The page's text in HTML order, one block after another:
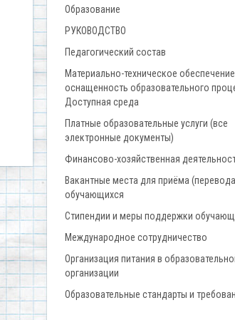
Образование
РУКОВОДСТВО
Педагогический состав
Материально-техническое
оснащенность образовательного
Доступная среда
Платные образовательные услуги (все
электронные документы)
Финансово-хозяйственная
Вакантные места для приёма
обучающихся
Стипендии и меры поддержки
Международное сотрудничество
Организация питания в
организации
Образовательные стандарты и